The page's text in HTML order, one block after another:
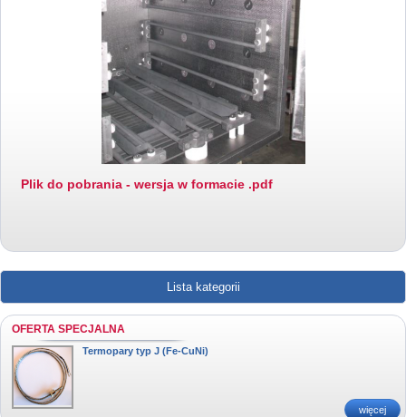
Lista kategorii
OFERTA SPECJALNA
Termopary typ J (Fe-CuNi)
więcej
Plik do pobrania - wersja w formacie .pdf